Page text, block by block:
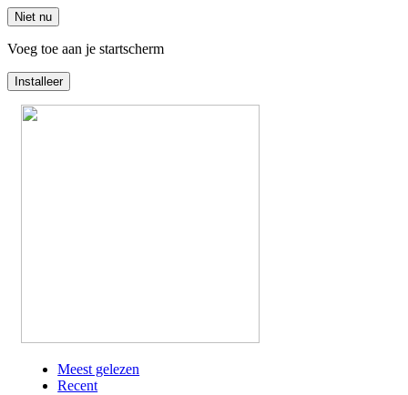
Niet nu
Voeg toe aan je startscherm
Installeer
Meest gelezen
Recent